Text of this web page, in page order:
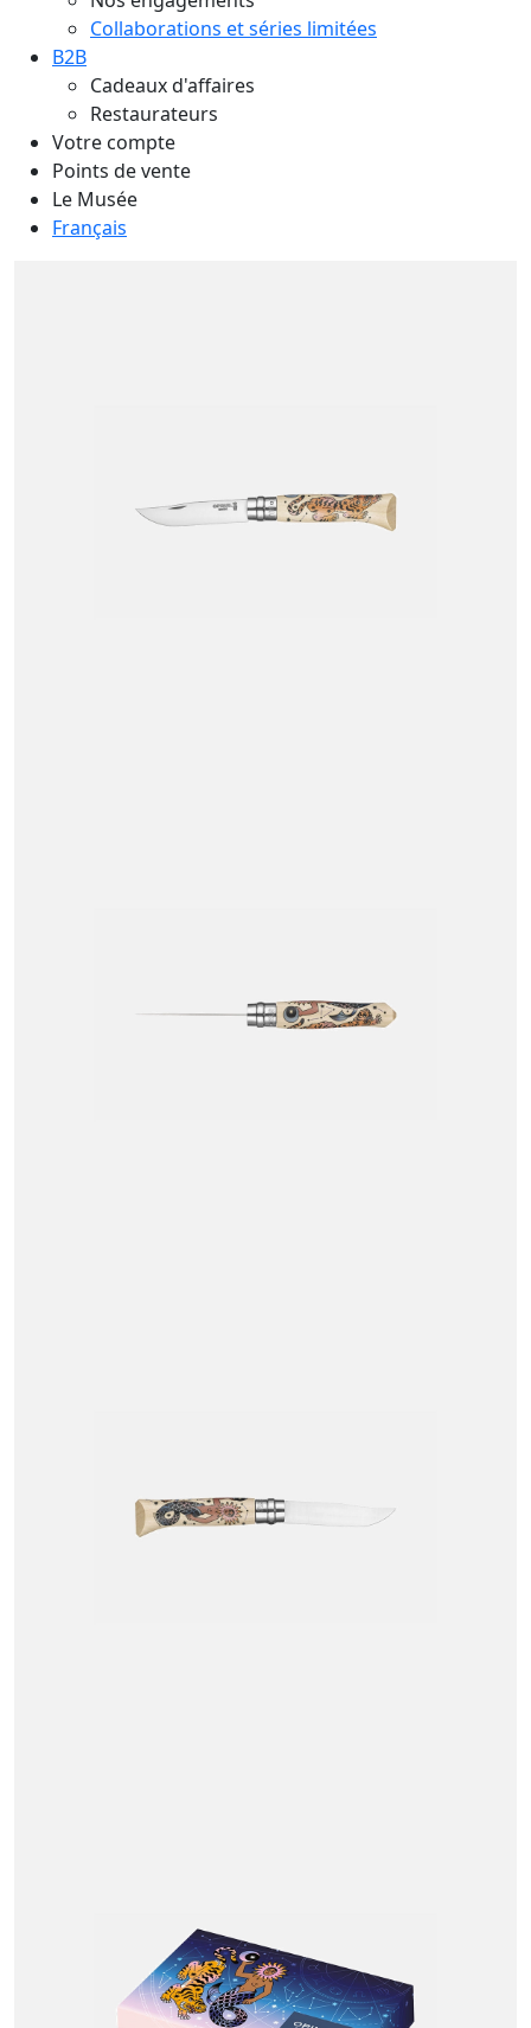
Collaborations et séries limitées
B2B
Cadeaux d'affaires
Restaurateurs
Votre compte
Points de vente
Le Musée
Français